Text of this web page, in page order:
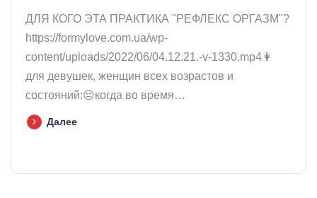
ДЛЯ КОГО ЭТА ПРАКТИКА "РЕФЛЕКС ОРГАЗМ"?
https://formylove.com.ua/wp-
content/uploads/2022/06/04.12.21.-v-1330.mp4👩
для девушек, женщин всех возрастов и
состояний:😔когда во время…
Далее